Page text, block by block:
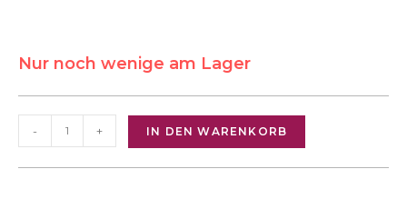
Nur noch wenige am Lager
- + IN DEN WARENKORB